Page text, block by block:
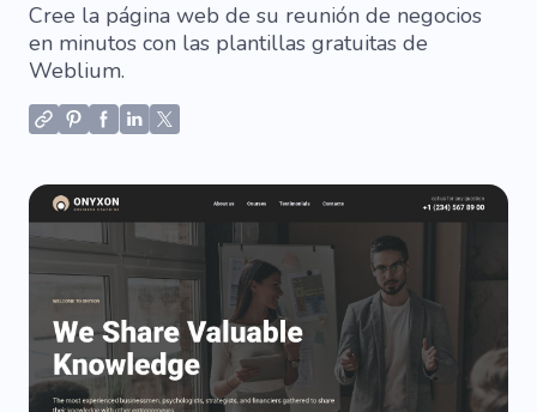
Cree la página web de su reunión de negocios
en minutos con las plantillas gratuitas de
Weblium.